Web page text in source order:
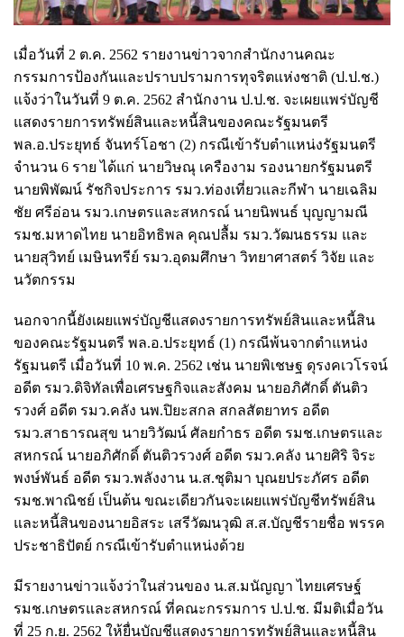
เมื่อวันที่ 2 ต.ค. 2562 รายงานข่าวจากสำนักงานคณะ
กรรมการป้องกันและปราบปรามการทุจริตแห่งชาติ (ป.ป.ช.)
แจ้งว่าในวันที่ 9 ต.ค. 2562 สำนักงาน ป.ป.ช. จะเผยแพร่บัญชี
แสดงรายการทรัพย์สินและหนี้สินของคณะรัฐมนตรี
พล.อ.ประยุทธ์ จันทร์โอชา (2) กรณีเข้ารับตำแหน่งรัฐมนตรี
จำนวน 6 ราย ได้แก่ นายวิษณุ เครืองาม รองนายกรัฐมนตรี
นายพิพัฒน์ รัชกิจประการ รมว.ท่องเที่ยวและกีฬา นายเฉลิม
ชัย ศรีอ่อน รมว.เกษตรและสหกรณ์ นายนิพนธ์ บุญญามณี
รมช.มหาดไทย นายอิทธิพล คุณปลื้ม รมว.วัฒนธรรม และ
นายสุวิทย์ เมษินทรีย์ รมว.อุดมศึกษา วิทยาศาสตร์ วิจัย และ
นวัตกรรม
นอกจากนี้ยังเผยแพร่บัญชีแสดงรายการทรัพย์สินและหนี้สิน
ของคณะรัฐมนตรี พล.อ.ประยุทธ์ (1) กรณีพ้นจากตำแหน่ง
รัฐมนตรี เมื่อวันที่ 10 พ.ค. 2562 เช่น นายพิเชษฐ ดุรงคเวโรจน์
อดีต รมว.ดิจิทัลเพื่อเศรษฐกิจและสังคม นายอภิศักดิ์ ตันติว
รวงศ์ อดีต รมว.คลัง นพ.ปิยะสกล สกลสัตยาทร อดีต
รมว.สาธารณสุข นายวิวัฒน์ ศัลยกำธร อดีต รมช.เกษตรและ
สหกรณ์ นายอภิศักดิ์ ตันติวรวงศ์ อดีต รมว.คลัง นายศิริ จิระ
พงษ์พันธ์ อดีต รมว.พลังงาน น.ส.ชุติมา บุณยประภัศร อดีต
รมช.พาณิชย์ เป็นต้น ขณะเดียวกันจะเผยแพร่บัญชีทรัพย์สิน
และหนี้สินของนายอิสระ เสรีวัฒนวุฒิ ส.ส.บัญชีรายชื่อ พรรค
ประชาธิปัตย์ กรณีเข้ารับตำแหน่งด้วย
มีรายงานข่าวแจ้งว่าในส่วนของ น.ส.มนัญญา ไทยเศรษฐ์
รมช.เกษตรและสหกรณ์ ที่คณะกรรมการ ป.ป.ช. มีมติเมื่อวัน
ที่ 25 ก.ย. 2562 ให้ยื่นบัญชีแสดงรายการทรัพย์สินและหนี้สิน